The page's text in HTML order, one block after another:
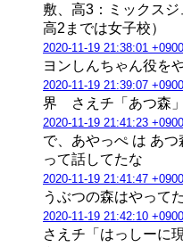
敷、高3：ミックスジ
高2までは女子校）
2020-11-19 21:38:01 +0900
ヨンしんちゃん役を
2020-11-19 21:39:07 +0900
界 さえチ「あつ森」
2020-11-19 21:41:23 +0900
で、あやっぺ は あ
って話してたな
2020-11-19 21:41:47 +0900
うぶつの森はやってた
2020-11-19 21:42:10 +0900
さえチ「はっしーに